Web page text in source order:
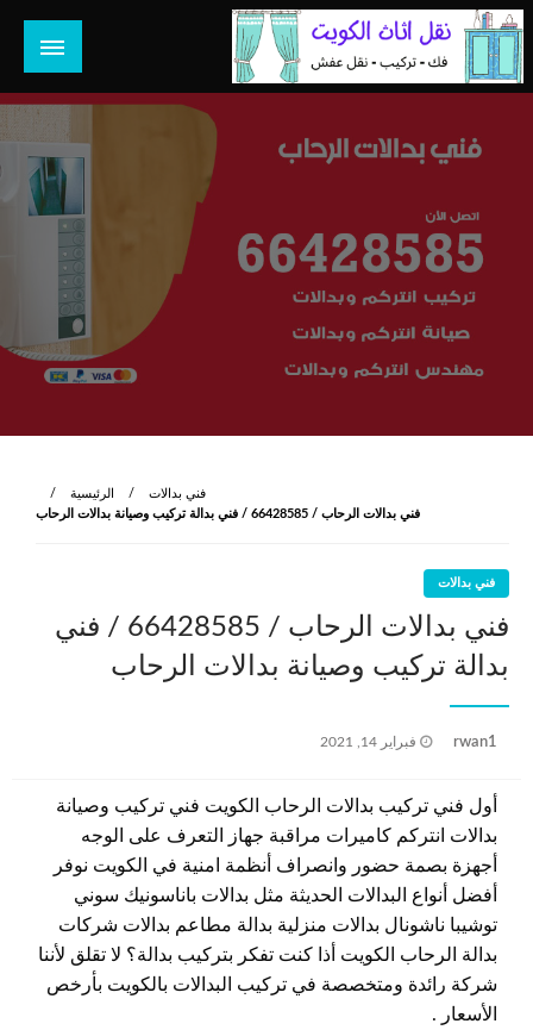
التخطي
إلى
المحتوى
هل تبحث عن أفضل خدمات بالكويت؟ خدمة فك نقل تركيب صيانة
تصليح جميع الخدمات المنزلية في الكويت
الرئيسية
فني بدالات
فني بدالات الرحاب / 66428585 / فني بدالة تركيب وصيانة بدالات الرحاب
فني بدالات
فني بدالات الرحاب / 66428585 / فني
بدالة تركيب وصيانة بدالات الرحاب
rwan1
نُشر
فبراير 14, 2021
أول فني تركيب بدالات الرحاب الكويت فني تركيب وصيانة
بدالات انتركم كاميرات مراقبة جهاز التعرف على الوجه
أجهزة بصمة حضور وانصراف أنظمة امنية في الكويت نوفر
أفضل أنواع البدالات الحديثة مثل بدالات باناسونيك سوني
توشيبا ناشونال بدالات منزلية بدالة مطاعم بدالات شركات
بدالة الرحاب الكويت أذا كنت تفكر بتركيب بدالة؟ لا تقلق لأننا
شركة رائدة ومتخصصة في تركيب البدالات بالكويت بأرخص
الأسعار .